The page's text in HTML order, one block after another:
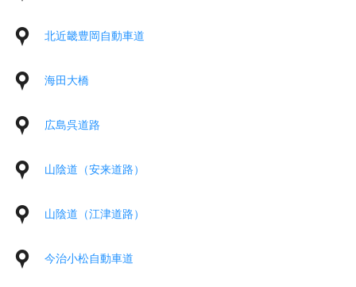
北近畿豊岡自動車道
海田大橋
広島呉道路
山陰道（安来道路）
山陰道（江津道路）
今治小松自動車道